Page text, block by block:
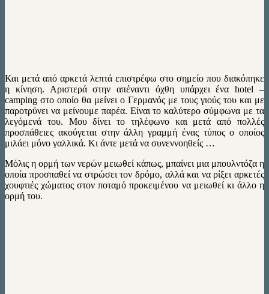
Και μετά από αρκετά λεπτά επιστρέφω στο σημείο που διακόπηκε
η κίνηση. Αριστερά στην απέναντι όχθη υπάρχει ένα hotel –
camping στο οποίο θα μείνει ο Γερμανός με τους γιούς του και με
παροτρύνει να μείνουμε παρέα. Είναι το καλύτερο σύμφωνα με τα
λεγόμενά του. Μου δίνει το τηλέφωνο και μετά από πολλές
προσπάθειες ακούγεται στην άλλη γραμμή ένας τύπος ο οποίος
μιλάει μόνο γαλλικά. Κι άντε μετά να συνεννοηθείς …
Μόλις η ορμή των νερών μειωθεί κάπως, μπαίνει μια μπουλντόζα η
οποία προσπαθεί να στρώσει τον δρόμο, αλλά και να ρίξει αρκετές
χουφτιές χώματος στον ποταμό προκειμένου να μειωθεί κι άλλο η
ορμή του.